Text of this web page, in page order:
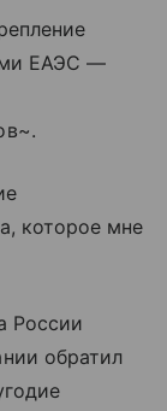
ЕАЭС —
которое мне
России
обратил